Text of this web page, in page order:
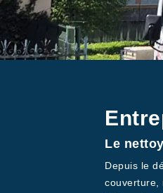
Le
Depuis le
couverture,